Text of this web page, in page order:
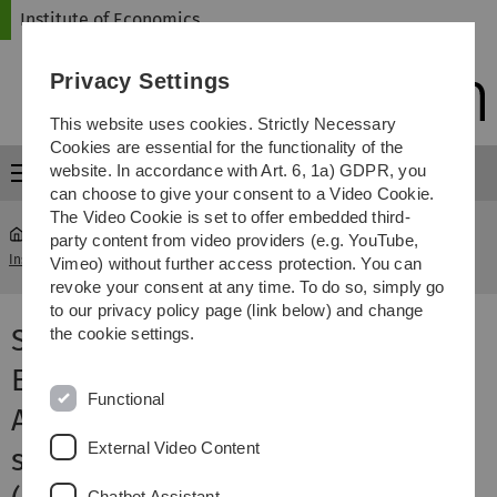
Skip
Skip
Skip
Skip
Institute of Economics
Menu
Institute of Economics ... Strategische Entscheidungen (B/M)
Seminar zu Strategischen
Entscheidungen (Master) /
Angewandte Fragen
strategischer Entscheidungen
Privacy Settings
This website uses cookies. Strictly Necessary
Cookies are essential for the functionality of the
website. In accordance with Art. 6, 1a) GDPR, you
can choose to give your consent to a Video Cookie.
The Video Cookie is set to offer embedded third-
party content from video providers (e.g. YouTube,
Vimeo) without further access protection. You can
revoke your consent at any time. To do so, simply go
to our privacy policy page (link below) and change
the cookie settings.
Functional
External Video Content